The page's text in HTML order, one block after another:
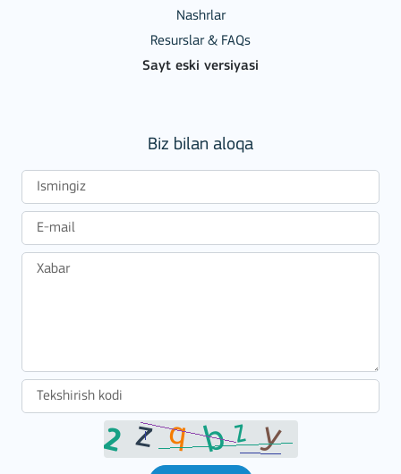
Nashrlar
Resurslar & FAQs
Sayt eski versiyasi
Biz bilan aloqa